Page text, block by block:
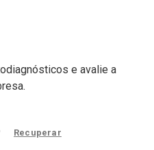
e avalie a
Recuperar